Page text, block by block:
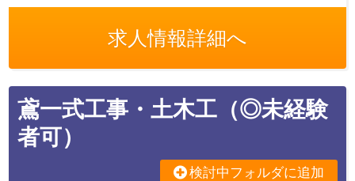
求人情報詳細へ
鳶一式工事・土木工（◎未経験
者可）
検討中フォルダに追加